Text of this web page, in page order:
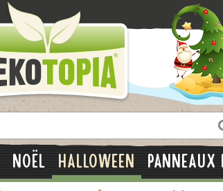
NOËL HALLOWEEN